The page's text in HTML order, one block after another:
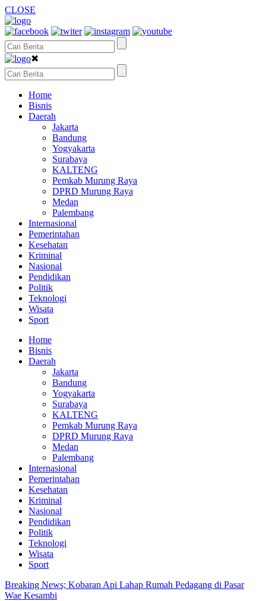
CLOSE
✖
Home
Bisnis
Daerah
Jakarta
Bandung
Yogyakarta
Surabaya
KALTENG
Pemkab Murung Raya
DPRD Murung Raya
Medan
Palembang
Internasional
Pemerintahan
Kesehatan
Kriminal
Nasional
Pendidikan
Politik
Teknologi
Wisata
Sport
Home
Bisnis
Daerah
Jakarta
Bandung
Yogyakarta
Surabaya
KALTENG
Pemkab Murung Raya
DPRD Murung Raya
Medan
Palembang
Internasional
Pemerintahan
Kesehatan
Kriminal
Nasional
Pendidikan
Politik
Teknologi
Wisata
Sport
Breaking News; Kobaran Api Lahap Rumah Pedagang di Pasar
Wae Kesambi